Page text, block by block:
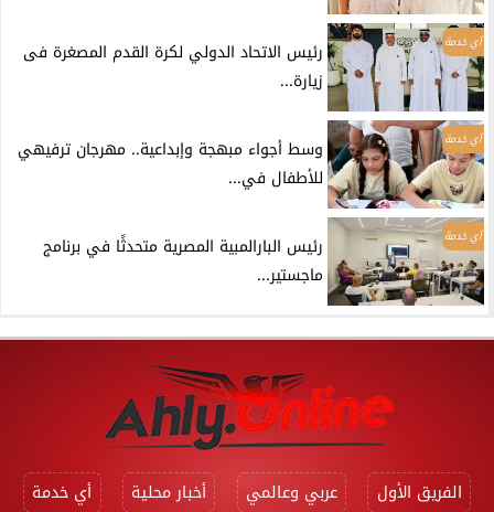
أي خدمة
رئيس الاتحاد الدولي لكرة القدم المصغرة فى
زيارة...
أي خدمة
وسط أجواء مبهجة وإبداعية.. مهرجان ترفيهي
للأطفال في...
أي خدمة
رئيس البارالمبية المصرية متحدثًا في برنامج
ماجستير...
الفريق الأول عربي وعالمي أخبار محلية أي خدمة